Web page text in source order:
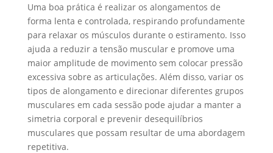
Uma boa prática é realizar os alongamentos de
forma lenta e controlada, respirando profundamente
para relaxar os músculos durante o estiramento. Isso
ajuda a reduzir a tensão muscular e promove uma
maior amplitude de movimento sem colocar pressão
excessiva sobre as articulações. Além disso, variar os
tipos de alongamento e direcionar diferentes grupos
musculares em cada sessão pode ajudar a manter a
simetria corporal e prevenir desequilíbrios
musculares que possam resultar de uma abordagem
repetitiva.